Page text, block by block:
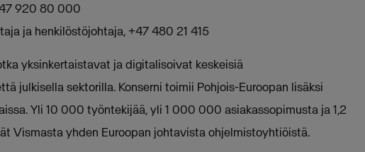
920 80 000
ja henkilöstöjohtaja, +47 480 21 415
yksinkertaistavat ja digitalisoivat keskeisiä
julkisella sektorilla. Konserni toimii Pohjois-Euroopan lisäksi
Yli 10 000 työntekijää, yli 1 000 000 asiakassopimusta ja 1,2
Vismasta yhden Euroopan johtavista ohjelmistoyhtiöistä.